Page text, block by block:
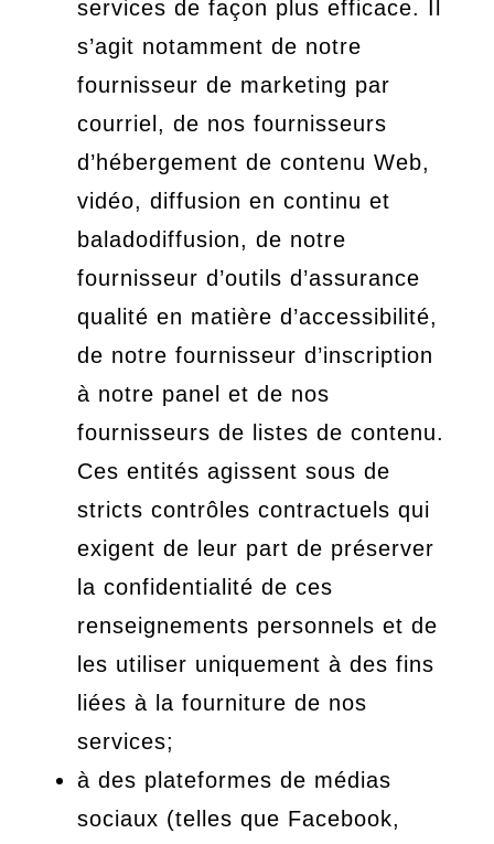
services de façon plus efficace. Il
s’agit notamment de notre
fournisseur de marketing par
courriel, de nos fournisseurs
d’hébergement de contenu Web,
vidéo, diffusion en continu et
baladodiffusion, de notre
fournisseur d’outils d’assurance
qualité en matière d’accessibilité,
de notre fournisseur d’inscription
à notre panel et de nos
fournisseurs de listes de contenu.
Ces entités agissent sous de
stricts contrôles contractuels qui
exigent de leur part de préserver
la confidentialité de ces
renseignements personnels et de
les utiliser uniquement à des fins
liées à la fourniture de nos
services;
à des plateformes de médias
sociaux (telles que Facebook,